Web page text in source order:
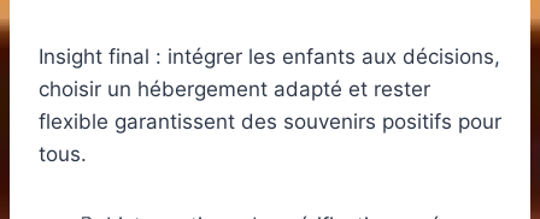
Insight final : intégrer les enfants aux décisions,
choisir un hébergement adapté et rester
flexible garantissent des souvenirs positifs pour
tous.